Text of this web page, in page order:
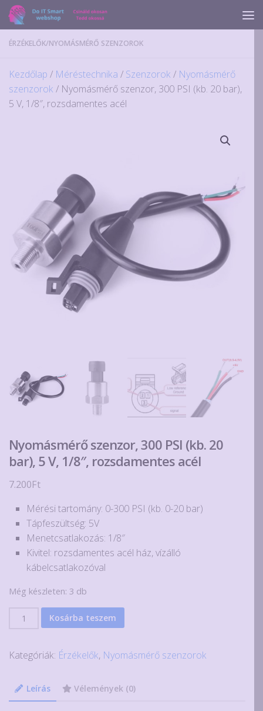
Skip to content
ÉRZÉKELŐK/NYOMÁSMÉRŐ SZENZOROK
Kezdőlap / Méréstechnika / Szenzorok / Nyomásmérő
szenzorok / Nyomásmérő szenzor, 300 PSI (kb. 20 bar),
5 V, 1/8″, rozsdamentes acél
Nyomásmérő szenzor, 300 PSI (kb. 20
bar), 5 V, 1/8″, rozsdamentes acél
7.200Ft
Mérési tartomány: 0-300 PSI (kb. 0-20 bar)
Tápfeszültség: 5V
Menetcsatlakozás: 1/8″
Kivitel: rozsdamentes acél ház, vízálló
kábelcsatlakozóval
Még készleten: 3 db
Nyomásmérő
szenzor,
PSI
20
bar),
Kosárba teszem
Kategóriák: Érzékelők, Nyomásmérő szenzorok
Leírás Vélemények (0)